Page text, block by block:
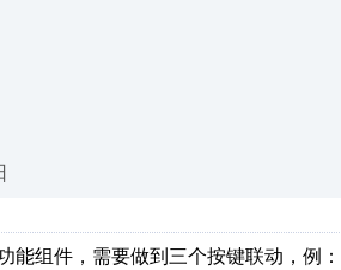
能组件，需要做到三个按键联动，例